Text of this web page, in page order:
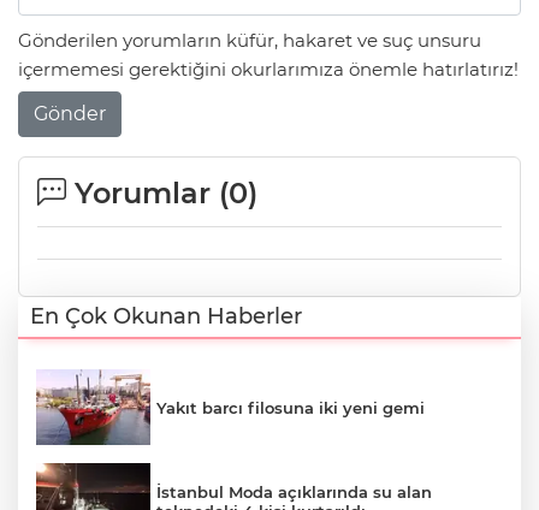
Gönderilen yorumların küfür, hakaret ve suç unsuru
içermemesi gerektiğini okurlarımıza önemle hatırlatırız!
Gönder
Yorumlar (0)
En Çok Okunan Haberler
Yakıt barcı filosuna iki yeni gemi
İstanbul Moda açıklarında su alan